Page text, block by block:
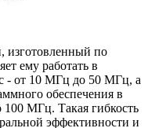
изготовленный по
ему работать в
- от 10 МГц до 50 МГц, а
обеспечения в
100 МГц. Такая гибкость
эффективности и